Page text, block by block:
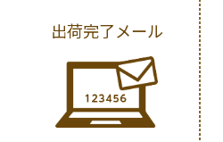
出荷完了メール